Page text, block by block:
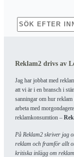
SÖK
Reklam2 drivs av
Jag har jobbat med
att vi är i en bransch i
sanningar om hur reklam
arbeta med
reklamkonsumtion –
På Reklam2 skriver jag
reklam och framför allt
kritiska inlägg om